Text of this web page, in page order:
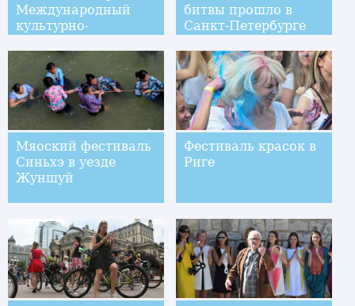
Международный
культурно-
фестиваль им. Чжэн
битвы прошло в
Санкт-Петербурге
Мяоский фестиваль
Синьхэ в уезде
Жуншуй
Фестиваль красок в
Риге